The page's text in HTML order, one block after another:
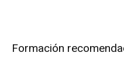
Formación